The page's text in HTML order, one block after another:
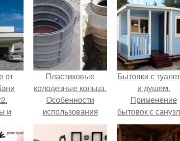
от
и
Пластиковые
колодезные кольца.
Особенности
использования
пластиковых колец
для колодца
Бытовки с
и душем.
Применение
бытовок с